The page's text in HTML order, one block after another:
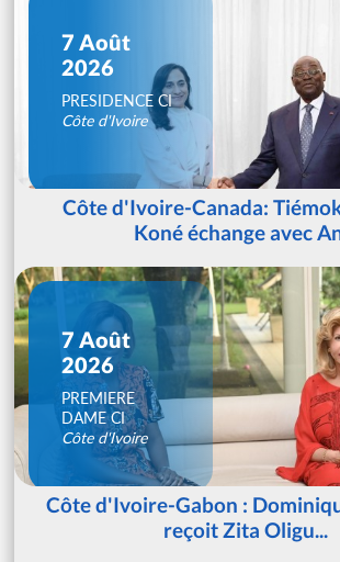
7 Août
2026
PRESIDENCE CI
Côte d'Ivoire
Côte d'Ivoire-Canada:
Koné échange avec
7 Août
2026
PREMIERE
DAME CI
Côte d'Ivoire
Côte d'Ivoire-Gabon :
reçoit Zita Oligu...